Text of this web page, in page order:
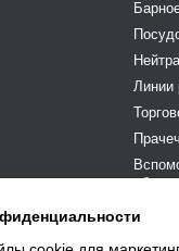
Линии